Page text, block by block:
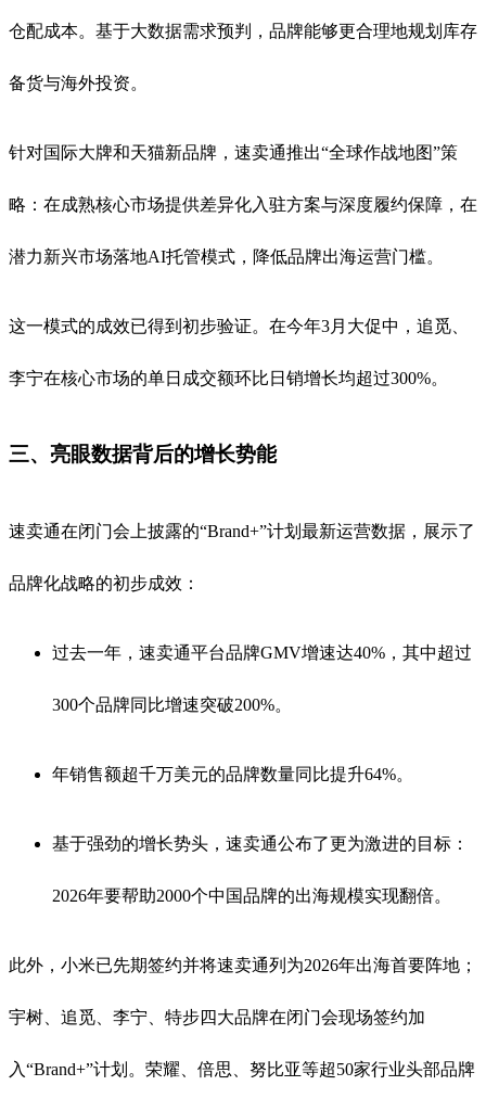
仓配成本。基于大数据需求预判，品牌能够更合理地规划库存
备货与海外投资。
针对国际大牌和天猫新品牌，速卖通推出“全球作战地图”策
略：在成熟核心市场提供差异化入驻方案与深度履约保障，在
潜力新兴市场落地AI托管模式，降低品牌出海运营门槛。
这一模式的成效已得到初步验证。在今年3月大促中，追觅、
李宁在核心市场的单日成交额环比日销增长均超过300%。
三、亮眼数据背后的增长势能
速卖通在闭门会上披露的“Brand+”计划最新运营数据，展示了
品牌化战略的初步成效：
过去一年，速卖通平台品牌GMV增速达40%，其中超过
300个品牌同比增速突破200%。
年销售额超千万美元的品牌数量同比提升64%。
基于强劲的增长势头，速卖通公布了更为激进的目标：
2026年要帮助2000个中国品牌的出海规模实现翻倍。
此外，小米已先期签约并将速卖通列为2026年出海首要阵地；
宇树、追觅、李宁、特步四大品牌在闭门会现场签约加
入“Brand+”计划 。荣耀、倍思、努比亚等超50家行业头部品牌